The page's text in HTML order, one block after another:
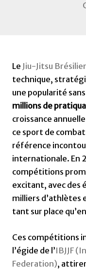
Le Jiu-Jitsu
technique,
une popularité
millions de
croissance
ce sport de
référence
internationale. En
compétitions
excitant, avec des
milliers d’athlètes
tant sur place
Ces compétitions
l’égide de l’IBJJF
Federation),